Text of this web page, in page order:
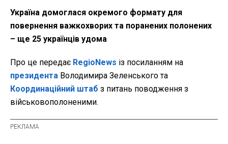
Україна домоглася окремого формату для
повернення важкохворих та поранених полонених
– ще 25 українців удома
Про це передає RegioNews із посиланням на
президента Володимира Зеленського та
Координаційний штаб з питань поводження з
військовополоненими.